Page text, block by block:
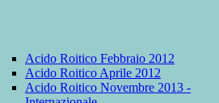
Acido Roitico Febbraio 2012
Acido Roitico Aprile 2012
Acido Roitico Novembre 2013 -